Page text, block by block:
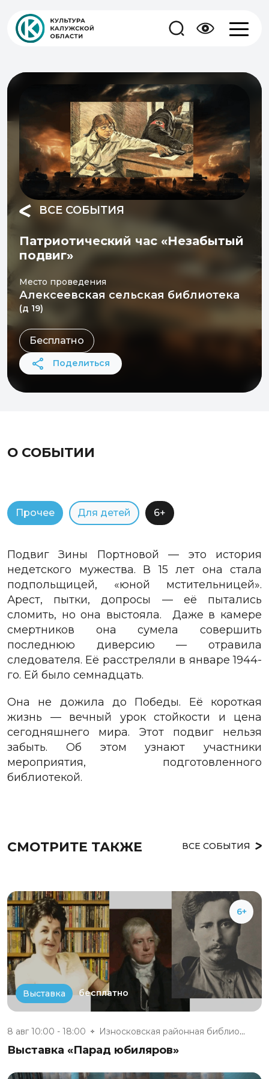
ВСЕ СОБЫТИЯ
Патриотический час «Незабытый
подвиг»
Место проведения
Алексеевская сельская библиотека
(д 19)
Бесплатно
Поделиться
О СОБЫТИИ
Прочее Для детей 6+
Подвиг Зины Портновой — это история
недетского мужества. В 15 лет она стала
подпольщицей, «юной мстительницей».
Арест, пытки, допросы — её пытались
сломить, но она выстояла.
Даже в камере
смертников она сумела совершить
последнюю диверсию — отравила
следователя. Её расстреляли в январе 1944-
го. Ей было семнадцать.
Она не дожила до Победы. Её короткая
жизнь — вечный урок стойкости и цена
сегодняшнего мира. Этот подвиг нельзя
забыть. Об этом узнают участники
мероприятия, подготовленного
библиотекой.
СМОТРИТЕ ТАКЖЕ ВСЕ СОБЫТИЯ
6+
Выставка бесплатно
8 авг 10:00 - 18:00 Износковская районная библиоте...
Выставка «Парад юбиляров»